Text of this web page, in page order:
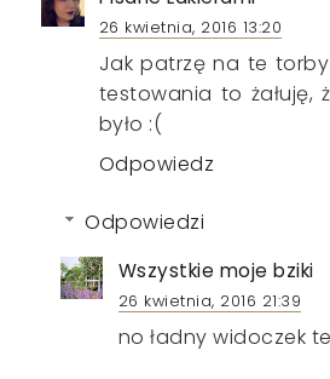
26 kwietnia, 2016 13:20
Jak patrzę na te
testowania to żałuję,
było :(
Odpowiedz
Odpowiedzi
Wszystkie moje bziki
26 kwietnia, 2016 21:39
no ładny widoczek